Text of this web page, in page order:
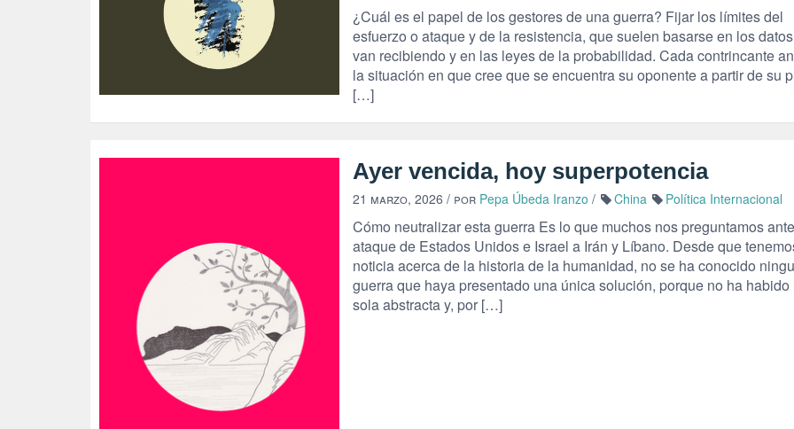
¿Cuál es el papel de los gestores de una guerra? Fijar los límites del
esfuerzo o ataque y de la resistencia, que suelen basarse en los
van recibiendo y en las leyes de la probabilidad. Cada contrincante
la situación en que cree que se encuentra su oponente a partir de su
[…]
Ayer vencida, hoy superpotencia
21 marzo, 2026 / por Pepa Úbeda Iranzo / China Política Internacional
Cómo neutralizar esta guerra Es lo que muchos nos preguntamos
ataque de Estados Unidos e Israel a Irán y Líbano. Desde que
noticia acerca de la historia de la humanidad, no se ha conocido
guerra que haya presentado una única solución, porque no ha habido
sola abstracta y, por […]